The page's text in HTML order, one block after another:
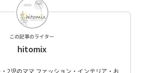
この記事のライター
hitomix
2児のママ ファッション・インテリア・お